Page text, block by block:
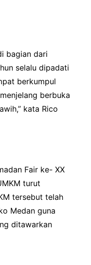
bagian dari
selalu dipadati
berkumpul
berbuka
kata Rico
Fair ke- XX
turut
tersebut telah
Medan guna
ditawarkan